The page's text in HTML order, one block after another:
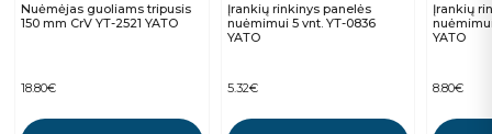
Nuėmėjas guoliams tripusis
150 mm CrV YT-2521 YATO
18.80€
Įrankių rinkinys panelės
nuėmimui 5 vnt. YT-0836
YATO
5.32€
Įrankių
YATO
8.80€